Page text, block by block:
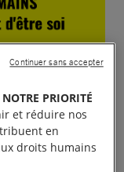
PRIORITÉ
et réduire nos
en
droits humains
Continuer sans accepter